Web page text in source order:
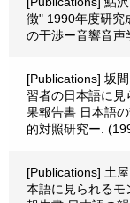
徴" 1990年度研究
の干渉ー音響音
[Publications] 坂
習者の日本語に
果報告書 日本語
的対照研究ー.
[Publications] 土
本語に見られる